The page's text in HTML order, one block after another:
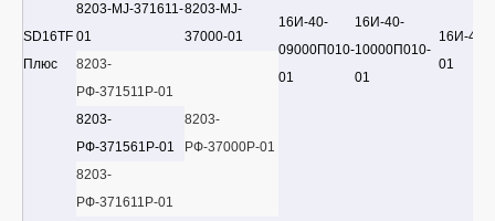
SD16TF
Плюс
16И-40-
09000П010-
01
16И-40-
10000П010-
01
16И-40-
01
8203-MJ-371611-
01
8203-MJ-
37000-01
8203-
РФ-371511Р-01
8203-
РФ-37000Р-01
8203-
РФ-371561Р-01
8203-
РФ-371611Р-01